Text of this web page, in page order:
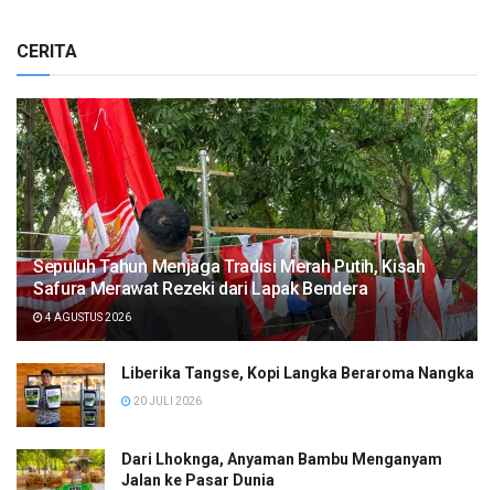
CERITA
Sepuluh Tahun Menjaga Tradisi Merah Putih, Kisah
Safura Merawat Rezeki dari Lapak Bendera
4 AGUSTUS 2026
Liberika Tangse, Kopi Langka Beraroma Nangka
20 JULI 2026
Dari Lhoknga, Anyaman Bambu Menganyam
Jalan ke Pasar Dunia